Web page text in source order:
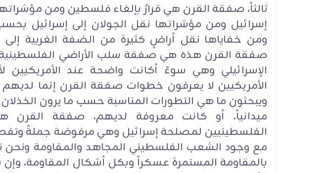
ثالثاً، صفقة القرن هي قرارٌ بإلغاء فلسطين ومن
إسرائيل ومن مؤشراتها نقل الجولان إلى إسرائيل بحسب
ومن خفاياها نقل أراضٍ كثيرة من الضفة الغربية إلى
صفقة القرن هذه هي صفقة سلب الأراضي الفلسطينية
الإسرائيلي وهي سوءً أكانت واضحة عند الأمريكيين
الأمريكيين لا يعرفون خطوات صفقة القرن إنما
ويبحثون ما هي التطورات المناسبة حسب ما يرون
ميدانياً، أو كانت معروفة لديهم، صفقة القرن
الفلسطينيين لمصلحة إسرائيل وهي مرفوضة جملةً
مع وجود الشعب الفلسطيني المجاهد والمقاومة ونحن
بالمقاومة المستمرة عسكراً وبكل أشكال المقاومة،